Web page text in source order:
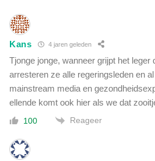
a
'
o
a
l
e
ë
t
e
Kans 4 jaren geleden
Tjonge jonge, wanneer grijpt het leger
arresteren ze alle regeringsleden en
mainstream media en
ellende komt ook hier als we dat
100 Reageer